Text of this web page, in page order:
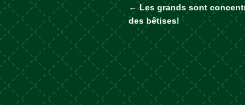
Naviguer dans
←Les grands sont
des bêtises!